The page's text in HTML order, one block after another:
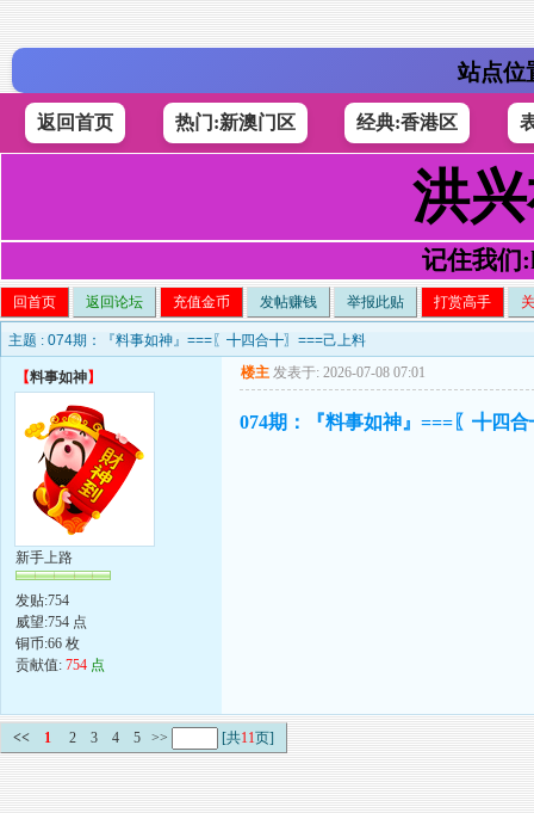
站点位
返回首页 热门:新澳门区 经典:香港区
洪
记住我们
回首页 返回论坛 充值金币 发帖赚钱 举报此贴 打赏高手
主题 : 074期：『料事如神』===〖╋四合╋〗===己上料
【料事如神】
新手上路
发贴:754
威望:754 点
铜币:66 枚
贡献值: 754 点
楼主 发表于: 2026-07-08 07:01
074期：『料事如神』===〖╋四
<< 1 2 3 4 5 >> [共11页]